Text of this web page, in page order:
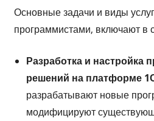
Основные задачи и виды
программистами, включают в
Разработка и настройка
решений на платформе
разрабатывают новые
модифицируют